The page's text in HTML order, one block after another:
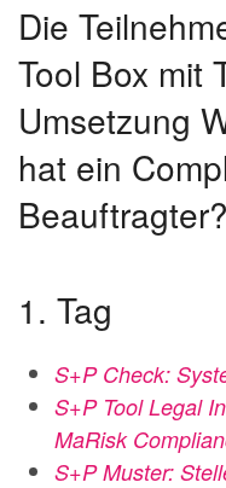
Die
Tool Box mit
Umsetzung
hat ein
1. Tag
S+P Check:
S+P Tool Legal
MaRisk
S+P Muster: